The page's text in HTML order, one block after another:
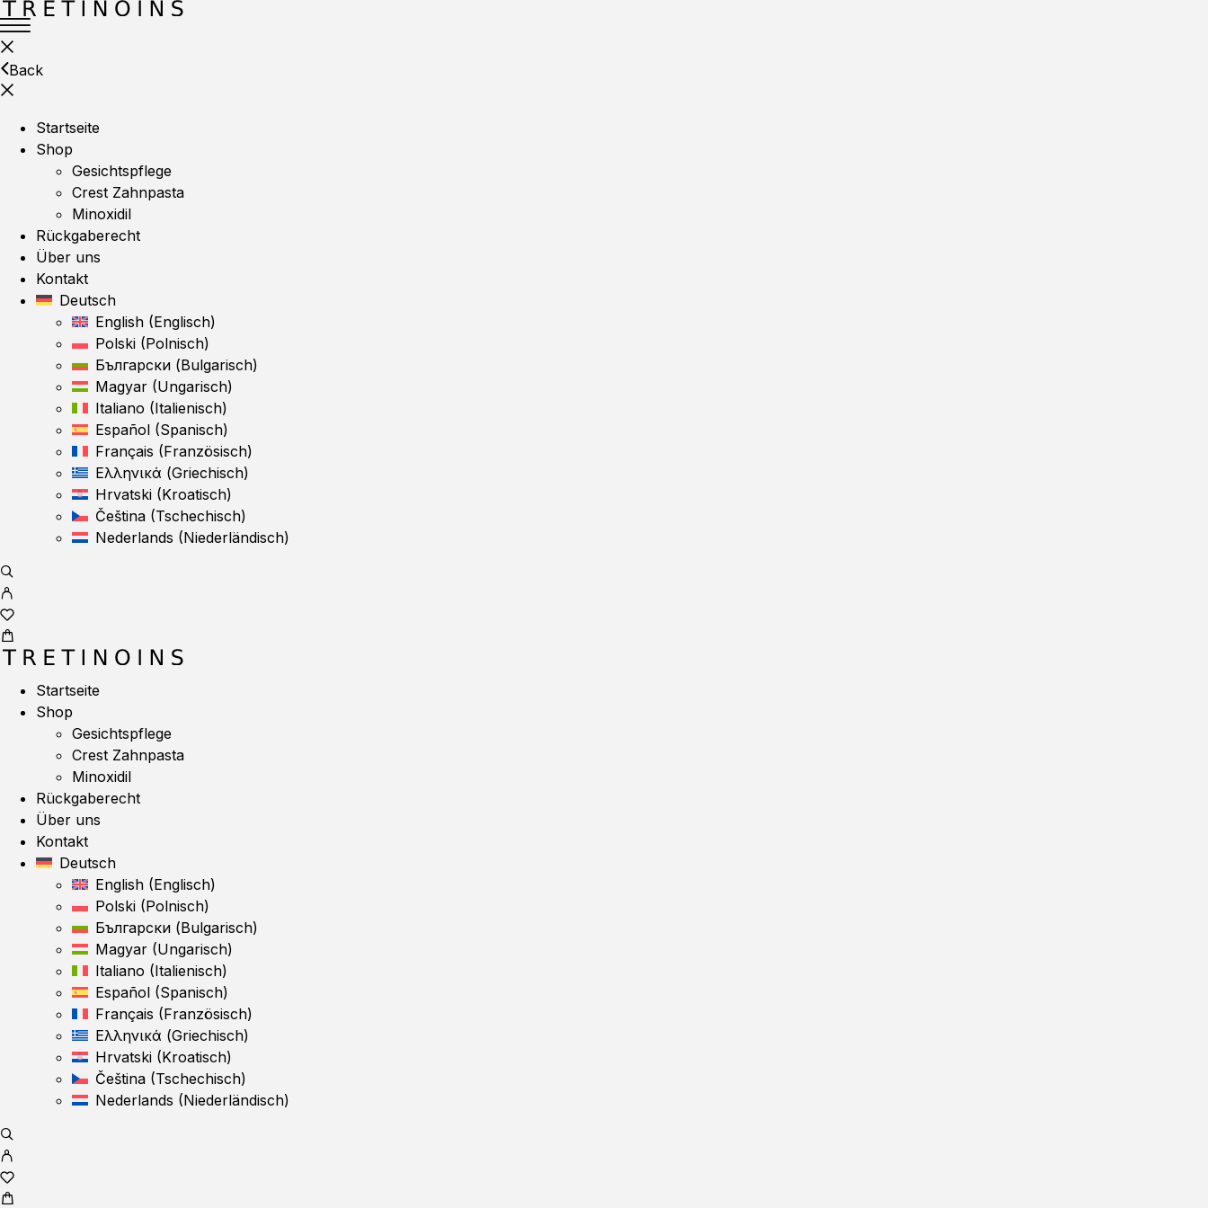
Back
Startseite
Shop
Gesichtspflege
Crest Zahnpasta
Minoxidil
Rückgaberecht
Über uns
Kontakt
Deutsch
English (Englisch)
Polski (Polnisch)
Български (Bulgarisch)
Magyar (Ungarisch)
Italiano (Italienisch)
Español (Spanisch)
Français (Französisch)
Ελληνικά (Griechisch)
Hrvatski (Kroatisch)
Čeština (Tschechisch)
Nederlands (Niederländisch)
Startseite
Shop
Gesichtspflege
Crest Zahnpasta
Minoxidil
Rückgaberecht
Über uns
Kontakt
Deutsch
English (Englisch)
Polski (Polnisch)
Български (Bulgarisch)
Magyar (Ungarisch)
Italiano (Italienisch)
Español (Spanisch)
Français (Französisch)
Ελληνικά (Griechisch)
Hrvatski (Kroatisch)
Čeština (Tschechisch)
Nederlands (Niederländisch)